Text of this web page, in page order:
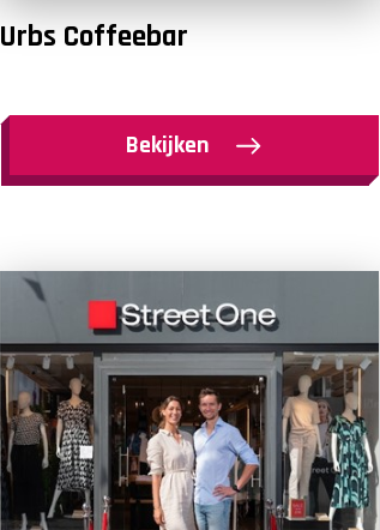
Urbs Coffeebar
Bekijken